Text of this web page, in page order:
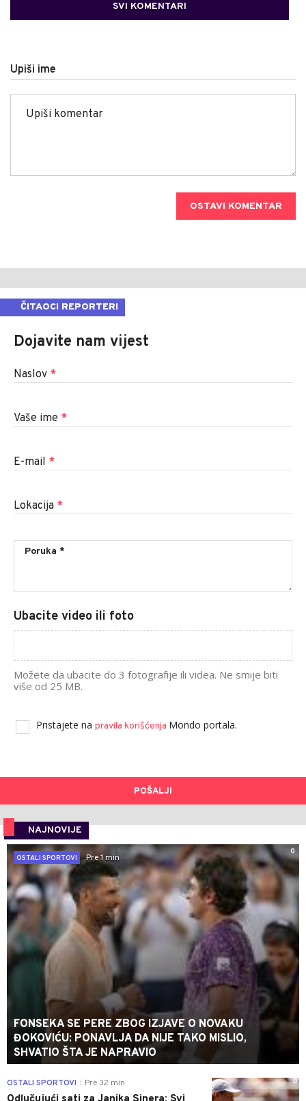
SVI KOMENTARI
Upiši ime
OSTAVI KOMENTAR
ČITAOCI REPORTERI
Dojavite nam vijest
Naslov *
Vaše ime *
E-mail *
Lokacija *
Ubacite video ili foto
Možete da ubacite do 3 fotografije ili videa. Ne smije biti
više od 25 MB.
Pristajete na pravila korišćenja Mondo portala.
POŠALJI
NAJNOVIJE
0
OSTALI SPORTOVI
Pre 1 min
FONSEKA SE PERE ZBOG IZJAVE O NOVAKU
ĐOKOVIĆU: PONAVLJA DA NIJE TAKO MISLIO,
SHVATIO ŠTA JE NAPRAVIO
0
OSTALI SPORTOVI Pre 32 min